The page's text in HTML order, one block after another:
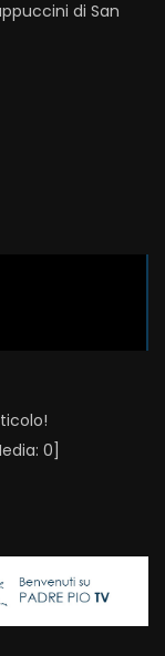
di San
0]